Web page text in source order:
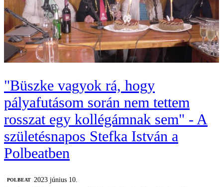
"Büszke vagyok rá, hogy
pályafutásom során nem tettem
rosszat egy kollégámnak sem" - A
születésnapos Stefka István a
Polbeatben
‎POLBEAT
2023 június 10.